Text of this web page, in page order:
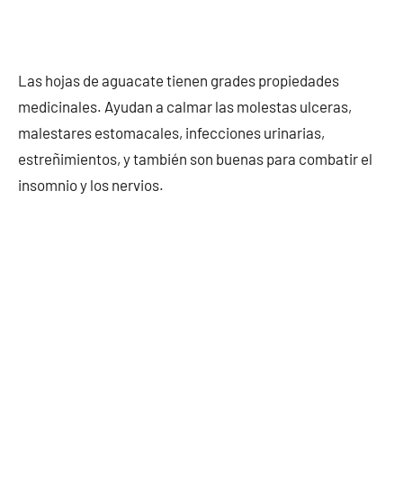
Las hojas de aguacate tienen grades propiedades
medicinales. Ayudan a calmar las molestas ulceras,
malestares estomacales, infecciones urinarias,
estreñimientos, y también son buenas para combatir el
insomnio y los nervios.